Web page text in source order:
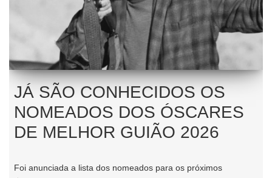
JÁ SÃO CONHECIDOS OS
NOMEADOS DOS ÓSCARES
DE MELHOR GUIÃO 2026
Foi anunciada a lista dos nomeados para os próximos